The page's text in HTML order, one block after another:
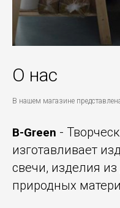
О нас
В нашем магазине
B-Green -
изготавливает
свечи, изделия
природных